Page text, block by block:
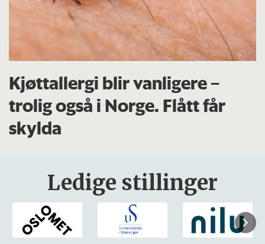
Kjøttallergi blir vanligere –
trolig også i Norge. Flått får
skylda
Ledige stillinger